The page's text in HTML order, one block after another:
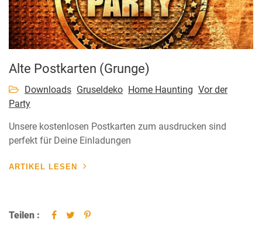
Alte Postkarten (Grunge)
Downloads Gruseldeko Home Haunting Vor der
Party
Unsere kostenlosen Postkarten zum ausdrucken sind
perfekt für Deine Einladungen
ARTIKEL LESEN
Teilen :